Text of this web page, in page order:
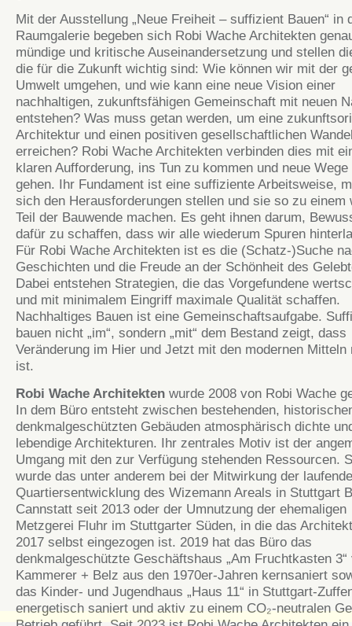
Mit der Ausstellung „Neue Freiheit – suffizient Bauen“ in
Raumgalerie begeben sich Robi Wache Architekten
mündige und kritische Auseinandersetzung und stellen
die für die Zukunft wichtig sind: Wie können wir mit der
Umwelt umgehen, und wie kann eine neue Vision einer
nachhaltigen, zukunftsfähigen Gemeinschaft mit neuen
entstehen? Was muss getan werden, um eine
Architektur und einen positiven gesellschaftlichen
erreichen? Robi Wache Architekten verbinden dies mit
klaren Aufforderung, ins Tun zu kommen und neue Wege
gehen. Ihr Fundament ist eine suffiziente Arbeitsweise,
sich den Herausforderungen stellen und sie so zu einem
Teil der Bauwende machen. Es geht ihnen darum,
dafür zu schaffen, dass wir alle wiederum Spuren
Für Robi Wache Architekten ist es die (Schatz-)Suche
Geschichten und die Freude an der Schönheit des
Dabei entstehen Strategien, die das Vorgefundene
und mit minimalem Eingriff maximale Qualität schaffen.
Nachhaltiges Bauen ist eine Gemeinschaftsaufgabe.
bauen nicht „im“, sondern „mit“ dem Bestand zeigt, dass
Veränderung im Hier und Jetzt mit den modernen Mitteln
ist.
Robi Wache Architekten wurde 2008 von Robi Wache
In dem Büro entsteht zwischen bestehenden,
denkmalgeschützten Gebäuden atmosphärisch dichte
lebendige Architekturen. Ihr zentrales Motiv ist der
Umgang mit den zur Verfügung stehenden Ressourcen.
wurde das unter anderem bei der Mitwirkung der
Quartiersentwicklung des Wizemann Areals in Stuttgart
Cannstatt seit 2013 oder der Umnutzung der ehemaligen
Metzgerei Fluhr im Stuttgarter Süden, in die das
2017 selbst eingezogen ist. 2019 hat das Büro das
denkmalgeschützte Geschäftshaus „Am Fruchtkasten 3“
Kammerer + Belz aus den 1970er-Jahren kernsaniert
das Kinder- und Jugendhaus „Haus 11“ in Stuttgart-
energetisch saniert und aktiv zu einem CO₂-neutralen